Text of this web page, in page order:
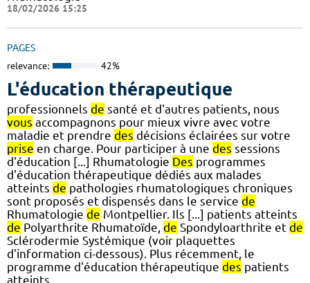
18/02/2026 15:25
PAGES
relevance: 42%
L'éducation thérapeutique
professionnels de santé et d'autres patients, nous
vous accompagnons pour mieux vivre avec votre
maladie et prendre des décisions éclairées sur votre
prise en charge. Pour participer à une des sessions
d'éducation [...] Rhumatologie Des programmes
d'éducation thérapeutique dédiés aux malades
atteints de pathologies rhumatologiques chroniques
sont proposés et dispensés dans le service de
Rhumatologie de Montpellier. Ils [...] patients atteints
de Polyarthrite Rhumatoïde, de Spondyloarthrite et de
Sclérodermie Systémique (voir plaquettes
d'information ci-dessous). Plus récemment, le
programme d'éducation thérapeutique des patients
atteints